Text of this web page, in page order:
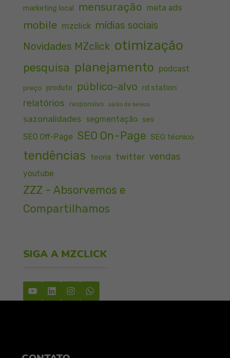
marketing local mensuração meta ads
mobile mzclick mídias sociais
Novidades MZclick otimização
pesquisa planejamento podcast
preço produto público-alvo rd station
relatórios responsivo salão de beleza
sazonalidades segmentação seo
SEO Off-Page SEO On-Page SEO técnico
tendências teoria twitter vendas
youtube
ZZZ - Absorvemos e
Compartilhamos
SIGA A MZCLICK